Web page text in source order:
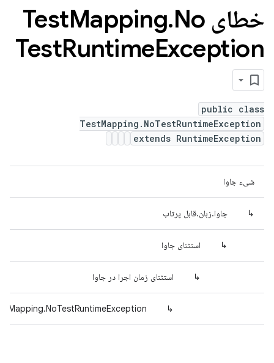
خطای Test Mapping.No
TestRuntimeException
public class
TestMapping.NoTestRuntimeException
extends RuntimeException
شیء جاوا
↳ جاوا.زبان.قابل پرتاب
↳ استثنای جاوا
↳ استثنای زمان اجرا در جاوا
↳